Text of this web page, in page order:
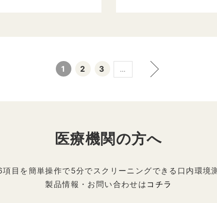
1 2 3 …
医療機関の方へ
目を簡単操作で5分でスクリーニングできる口内環境
製品情報・お問い合わせは コチラ